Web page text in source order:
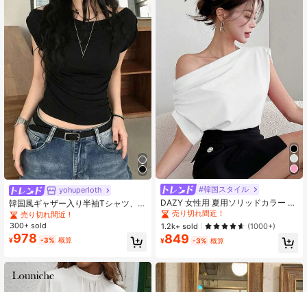
yohuperloth
韓国風ギャザー入り半袖Tシャツ、ス
リムフィット、ウエストを美しく見
せる、多用途なカジュアルブラック
トップ
売り切れ間近！
300+ sold
¥978 -3% 概算
#韓国スタイル
DAZY 女性用 夏用ソリッドカラー 非
対称ネックライン ファッションルー
ズTシャツ オフショル
売り切れ間近！
1.2k+ sold
(1000+)
¥849 -3% 概算